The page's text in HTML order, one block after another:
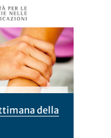
della